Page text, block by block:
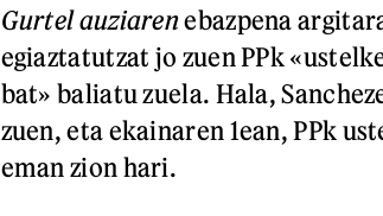
Gurtel auziarenebazpena
egiaztatutzat jo zuen PPk
bat» baliatu zuela. Hala,
zuen, eta ekainaren 1ean, PPk
eman zion hari.